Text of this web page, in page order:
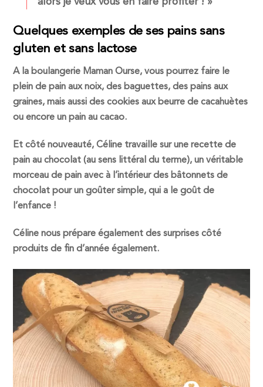
Quelques exemples de ses pains sans
gluten et sans lactose
A la boulangerie Maman Ourse, vous pourrez faire le
plein de pain aux noix, des baguettes, des pains aux
graines, mais aussi des cookies aux beurre de cacahuètes
ou encore un pain au cacao.
Et côté nouveauté, Céline travaille sur une recette de
pain au chocolat (au sens littéral du terme), un véritable
morceau de pain avec à l’intérieur des bâtonnets de
chocolat pour un goûter simple, qui a le goût de
l’enfance !
Céline nous prépare également des surprises côté
produits de fin d’année également.